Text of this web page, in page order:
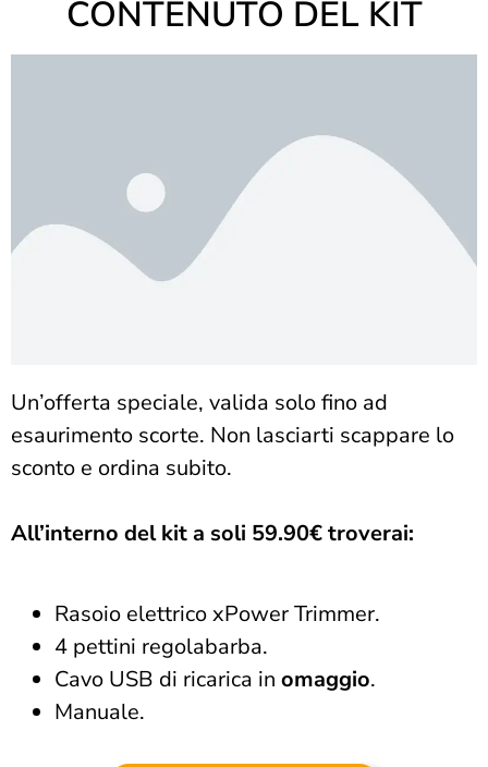
CONTENUTO DEL KIT
Un’offerta speciale, valida solo fino ad
esaurimento scorte. Non lasciarti scappare lo
sconto e ordina subito.
All’interno del kit a soli 59.90€ troverai:
Rasoio elettricoxPower Trimmer.
4 pettini regolabarba.
Cavo USB di ricarica in omaggio.
Manuale.